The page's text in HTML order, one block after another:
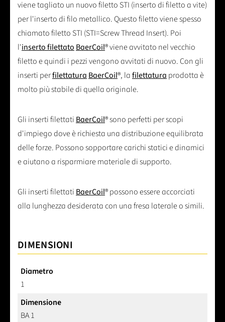
viene tagliato un nuovo filetto STI (inserto di filetto a vite)
per l'inserto di filo metallico. Questo filetto viene spesso
chiamato filetto STI (STI=Screw Thread Insert). Poi
l'inserto filettato BaerCoil® viene avvitato nel vecchio
filetto e quindi i pezzi vengono avvitati di nuovo. Con gli
inserti perfilettatura BaerCoil®, lafilettatura prodotta è
molto più stabile di quella originale.
Gli inserti filettati BaerCoil® sono perfetti per scopi
d'impiego dove è richiesta una distribuzione equilibrata
delle forze. Possono sopportare carichi statici e dinamici
e aiutano a risparmiare materiale di supporto.
Gli inserti filettati BaerCoil® possono essere accorciati
alla lunghezza desiderata con una fresa laterale o simili.
DIMENSIONI
Diametro
1
Dimensione
BA 1